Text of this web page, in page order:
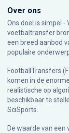
Over ons
Ons doel is simpel
voetbaltransfer
een breed aanbod
populaire
FootballTransfers
komen in de
realistische op
beschikbaar te
SciSports.
De waarde van